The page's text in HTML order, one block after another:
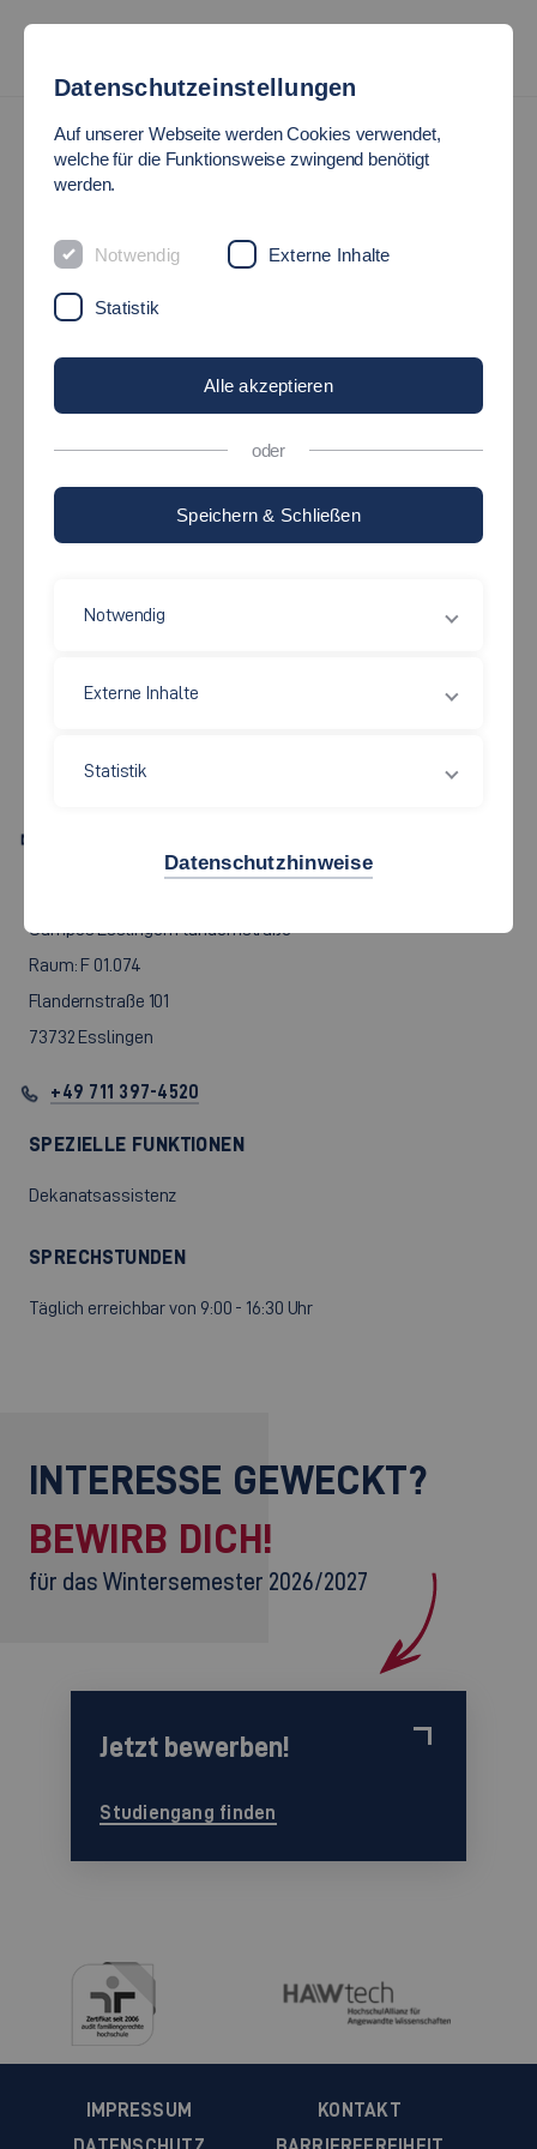
Soziale Arbeit, Bildung und Pflege
Campus Esslingen Flandernstraße
Raum: F 01.074
Flandernstraße 101
73732 Esslingen
+49 711 397-4520
SPEZIELLE FUNKTIONEN
Dekanatsassistenz
SPRECHSTUNDEN
Täglich erreichbar von 9:00 - 16:30 Uhr
INTERESSE GEWECKT?
BEWIRB DICH!
für das Wintersemester 2026/2027
Jetzt bewerben!
Studiengang finden
IMPRESSUM
KONTAKT
Datenschutzeinstellungen
Auf unserer Webseite werden Cookies verwendet,
welche für die Funktionsweise zwingend benötigt
werden.
Notwendig Externe Inhalte
Statistik
Alle akzeptieren
oder
Speichern & Schließen
Notwendig
Externe Inhalte
Statistik
Datenschutzhinweise